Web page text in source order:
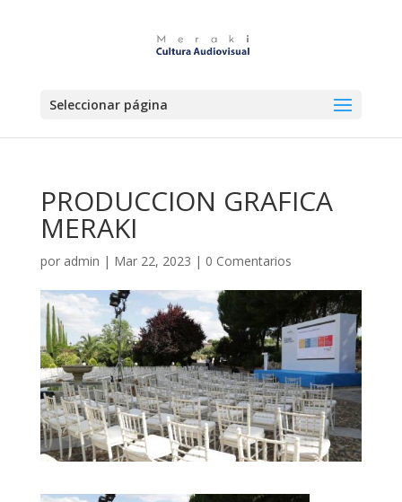
Seleccionar página
PRODUCCION GRAFICA
MERAKI
por admin | Mar 22, 2023 | 0 Comentarios